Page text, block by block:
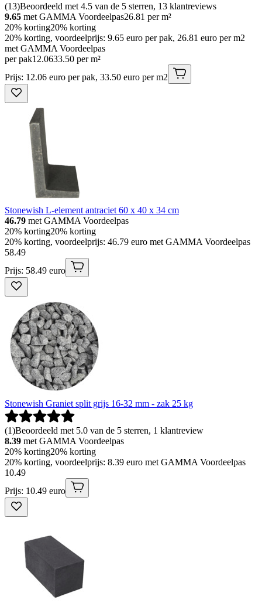
(13)Beoordeeld met 4.5 van de 5 sterren, 13 klantreviews
9.65 met GAMMA Voordeelpas26.81 per m²
20% korting20% korting
20% korting, voordeelprijs: 9.65 euro per pak, 26.81 euro per m2
met GAMMA Voordeelpas
per pak12.0633.50 per m²
Prijs: 12.06 euro per pak, 33.50 euro per m2
Stonewish L-element antraciet 60 x 40 x 34 cm
46.79 met GAMMA Voordeelpas
20% korting20% korting
20% korting, voordeelprijs: 46.79 euro met GAMMA Voordeelpas
58.49
Prijs: 58.49 euro
Stonewish Graniet split grijs 16-32 mm - zak 25 kg
(1)Beoordeeld met 5.0 van de 5 sterren, 1 klantreview
8.39 met GAMMA Voordeelpas
20% korting20% korting
20% korting, voordeelprijs: 8.39 euro met GAMMA Voordeelpas
10.49
Prijs: 10.49 euro